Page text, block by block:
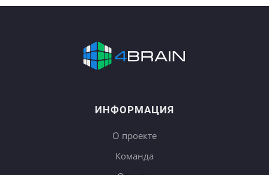
ИНФОРМАЦИЯ
О проекте
Команда